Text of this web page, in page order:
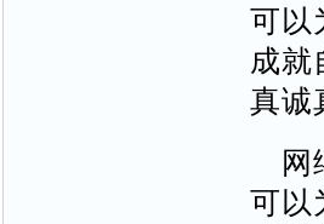
可以
成就
真诚
可以